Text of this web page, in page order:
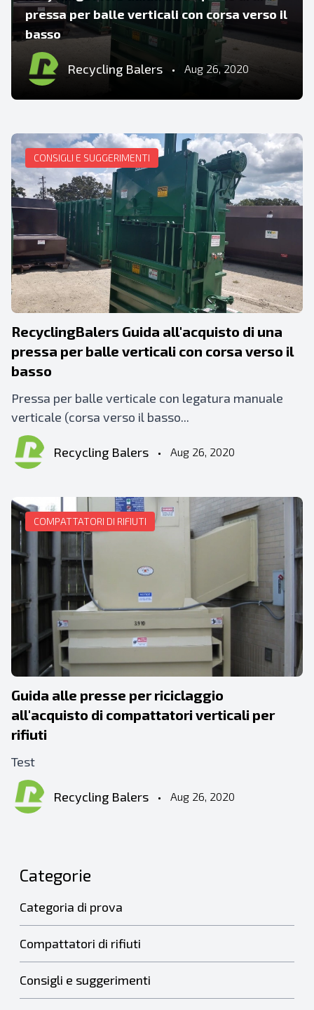
pressa per balle verticali con corsa verso il
basso
Recycling Balers • Aug 26, 2020
CONSIGLI E SUGGERIMENTI
RecyclingBalers Guida all'acquisto di una
pressa per balle verticali con corsa verso il
basso
Pressa per balle verticale con legatura manuale
verticale (corsa verso il basso...
Recycling Balers • Aug 26, 2020
COMPATTATORI DI RIFIUTI
Guida alle presse per riciclaggio
all'acquisto di compattatori verticali per
rifiuti
Test
Recycling Balers • Aug 26, 2020
Categorie
Categoria di prova
Compattatori di rifiuti
Consigli e suggerimenti